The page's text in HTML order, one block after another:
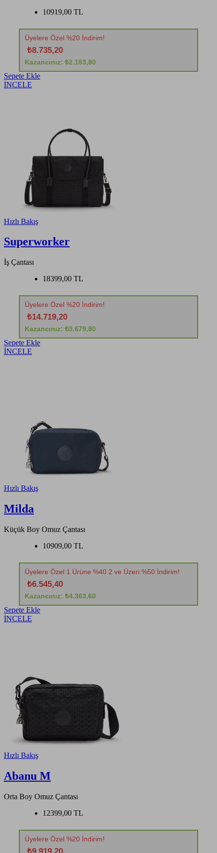
10919,00 TL
Üyelere Özel %20 İndirim!
₺8.735,20
Kazancınız: ₺2.183,80
Sepete Ekle
İNCELE
Hızlı Bakış
Superworker
İş Çantası
18399,00 TL
Üyelere Özel %20 İndirim!
₺14.719,20
Kazancınız: ₺3.679,80
Sepete Ekle
İNCELE
Hızlı Bakış
Milda
Küçük Boy Omuz Çantası
10909,00 TL
Üyelere Özel 1 Ürüne %40 2 ve Üzeri %50 İndirim!
₺6.545,40
Kazancınız: ₺4.363,60
Sepete Ekle
İNCELE
Hızlı Bakış
Abanu M
Orta Boy Omuz Çantası
12399,00 TL
Üyelere Özel %20 İndirim!